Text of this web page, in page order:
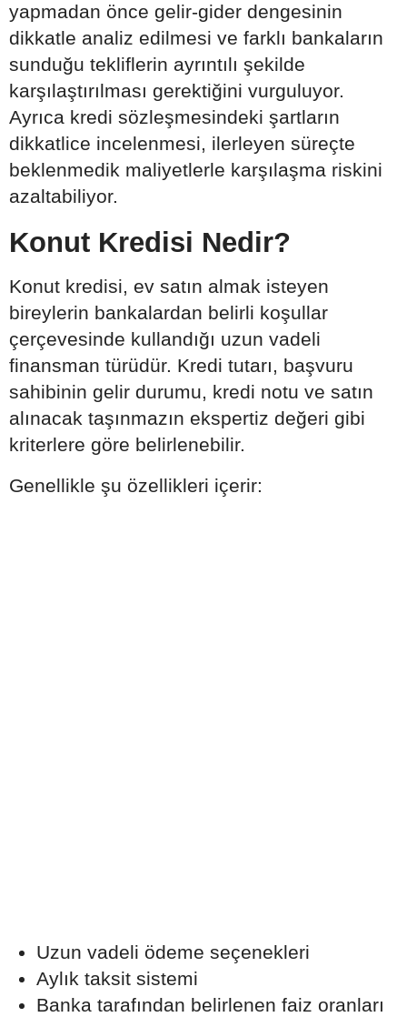
yapmadan önce gelir-gider dengesinin
dikkatle analiz edilmesi ve farklı bankaların
sunduğu tekliflerin ayrıntılı şekilde
karşılaştırılması gerektiğini vurguluyor.
Ayrıca kredi sözleşmesindeki şartların
dikkatlice incelenmesi, ilerleyen süreçte
beklenmedik maliyetlerle karşılaşma riskini
azaltabiliyor.
Konut Kredisi Nedir?
Konut kredisi, ev satın almak isteyen
bireylerin bankalardan belirli koşullar
çerçevesinde kullandığı uzun vadeli
finansman türüdür. Kredi tutarı, başvuru
sahibinin gelir durumu, kredi notu ve satın
alınacak taşınmazın ekspertiz değeri gibi
kriterlere göre belirlenebilir.
Genellikle şu özellikleri içerir:
Uzun vadeli ödeme seçenekleri
Aylık taksit sistemi
Banka tarafından belirlenen faiz oranları